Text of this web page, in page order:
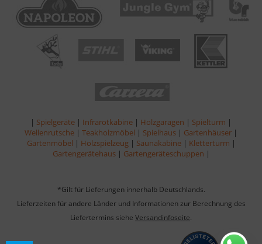
| Spielgeräte | Infrarotkabine | Holzgaragen | Spielturm |
Wellenrutsche | Teakholzmöbel | Spielhaus | Gartenhäuser |
Gartenmöbel | Holzspielzeug | Saunakabine | Kletterturm |
Gartengerätehaus | Gartengeräteschuppen |
*Gilt für Lieferungen innerhalb Deutschlands.
Lieferzeiten für andere Länder und Informationen zur Berechnung des
Liefertermins siehe Versandinfoseite.